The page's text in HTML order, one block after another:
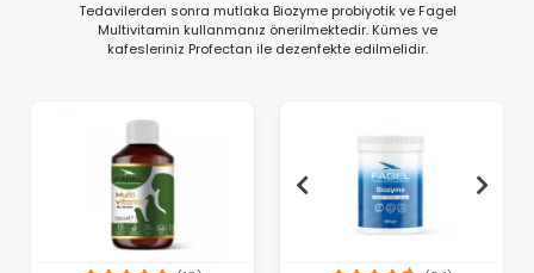
Tedavilerden sonra mutlaka Biozyme probiyotik ve Fagel
Multivitamin kullanmanız önerilmektedir. Kümes ve
kafesleriniz Profectan ile dezenfekte edilmelidir.